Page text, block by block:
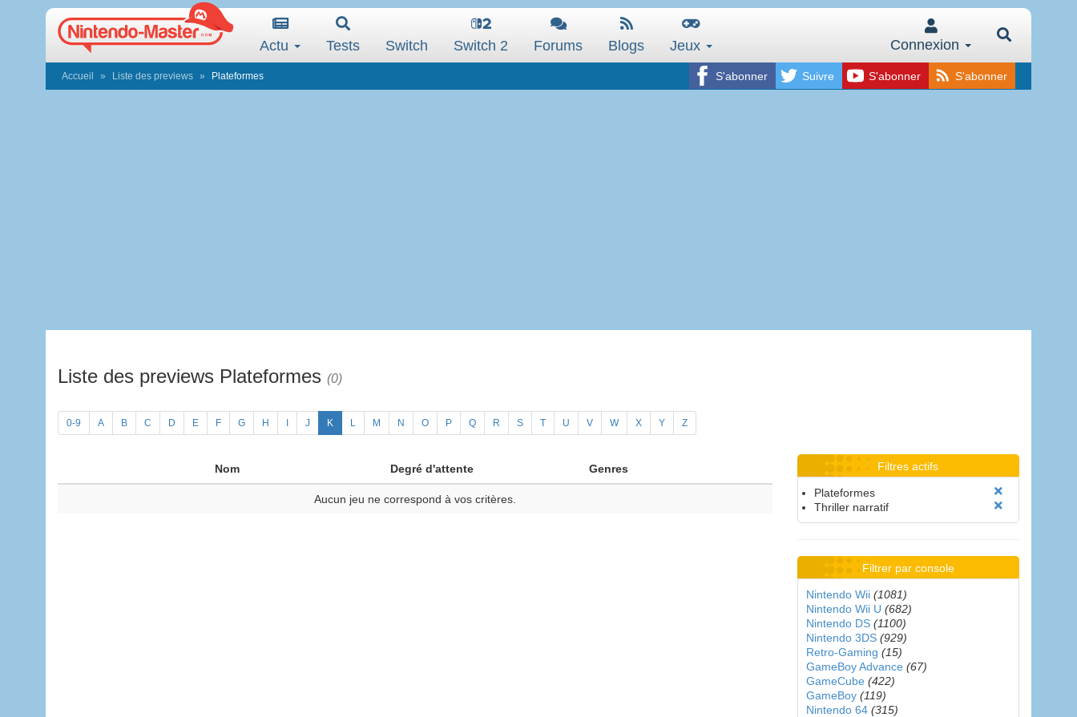
Actu Tests Switch Switch 2 Forums Blogs Jeux Connexion
S'abonner Suivre S'abonner S'abonner
Accueil Liste des previews Plateformes
Liste des previews Plateformes (0)
0-9 A B C D E F G H J K L M N O P Q R S T U V W X Y Z
Nom Degré d'attente Genres
Aucun jeu ne correspond à vos critères.
Filtres actifs
Plateformes
Thriller narratif
Filtrer par console
Nintendo Wii (1081)
Nintendo Wii U (682)
Nintendo DS (1100)
Nintendo 3DS (929)
Retro-Gaming (15)
GameBoy Advance (67)
GameCube (422)
GameBoy (119)
Nintendo 64 (315)